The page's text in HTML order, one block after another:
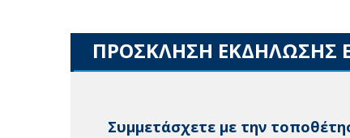
ΠΡΟΣΚΛΗΣΗ ΕΚΔΗΛΩΣΗΣ
Συμμετάσχετε με την